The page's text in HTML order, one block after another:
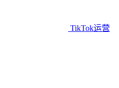
TikTok运营